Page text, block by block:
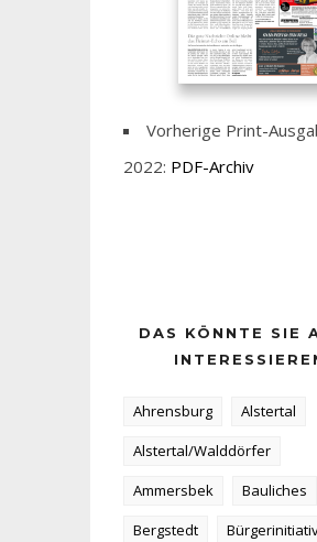
Vorherige Print-
2022: PDF-Archiv
DAS KÖNNTE SIE
Ahrensburg
Alstertal
Alstertal/Walddörfer
Ammersbek
Bauliches
Bergstedt